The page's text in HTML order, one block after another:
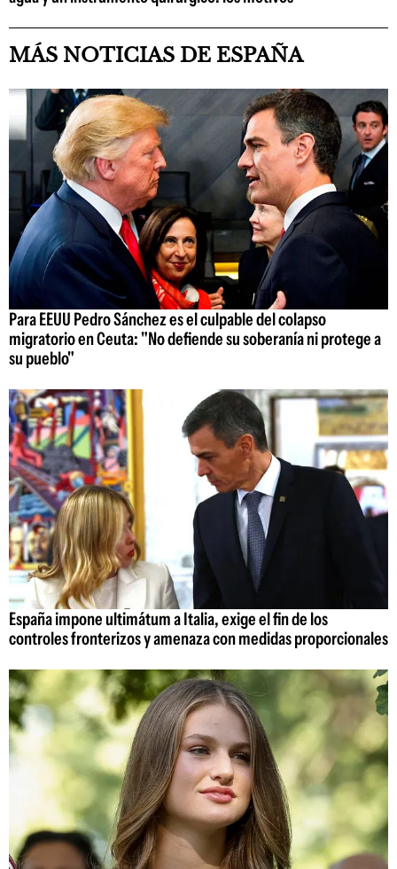
MÁS NOTICIAS DE ESPAÑA
Para EEUU Pedro Sánchez es el culpable del colapso
migratorio en Ceuta: "No defiende su soberanía ni protege a
su pueblo"
España impone ultimátum a Italia, exige el fin de los
controles fronterizos y amenaza con medidas proporcionales